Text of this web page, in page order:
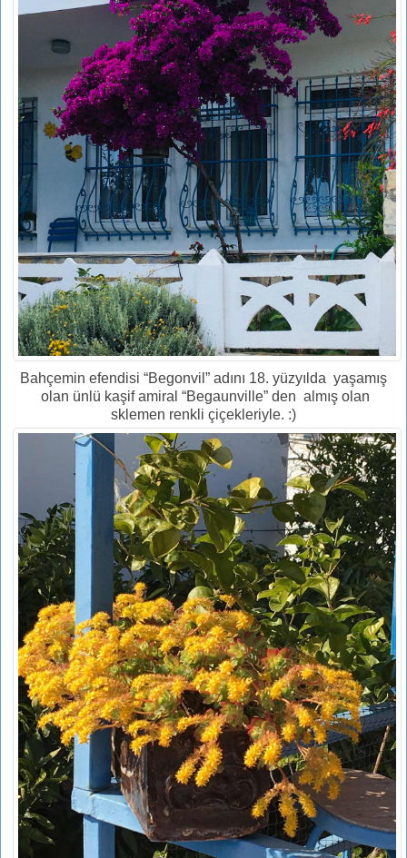
Bahçemin efendisi “Begonvil” adını 18. yüzyılda yaşamış
olan ünlü kaşif amiral “Begaunville” den almış olan
sklemen renkli çiçekleriyle. :)